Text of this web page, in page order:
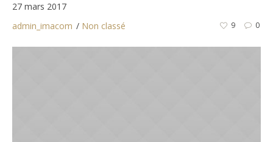
27 mars 2017
admin_imacom
Non classé 9 0